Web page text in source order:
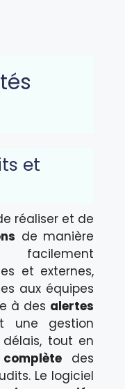
et
réaliser et de
de manière
facilement
et externes,
aux équipes
à des alertes
une gestion
tout en
des
Le logiciel